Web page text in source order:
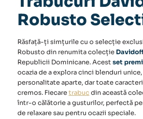
Robusto
Răsfață-ți simțurile cu o selecție
Robusto din renumita colecție
Republicii Dominicane. Acest set
ocazia de a explora cinci blenduri
personalitate aparte, dar toate
cremos. Fiecaretrabuc din această
într-o călătorie a gusturilor, perfectă
de relaxare sau pentru ocazii speciale.